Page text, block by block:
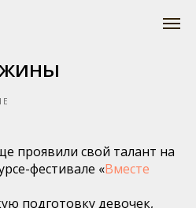
проявили свой талант на
фестивале «Вместе
подготовку девочек,